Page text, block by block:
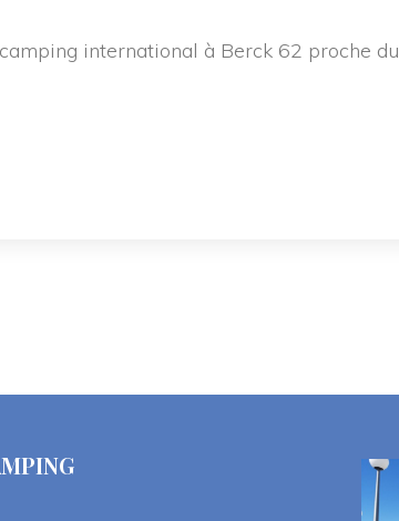
international à Berck 62 proche du